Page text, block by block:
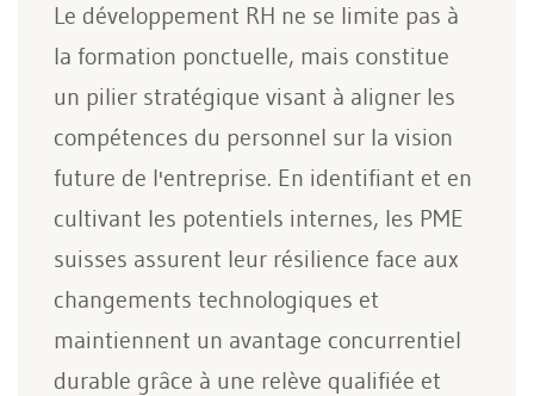
Le développement RH ne se limite pas à
la formation ponctuelle, mais constitue
un pilier stratégique visant à aligner les
compétences du personnel sur la vision
future de l'entreprise. En identifiant et en
cultivant les potentiels internes, les PME
suisses assurent leur résilience face aux
changements technologiques et
maintiennent un avantage concurrentiel
durable grâce à une relève qualifiée et